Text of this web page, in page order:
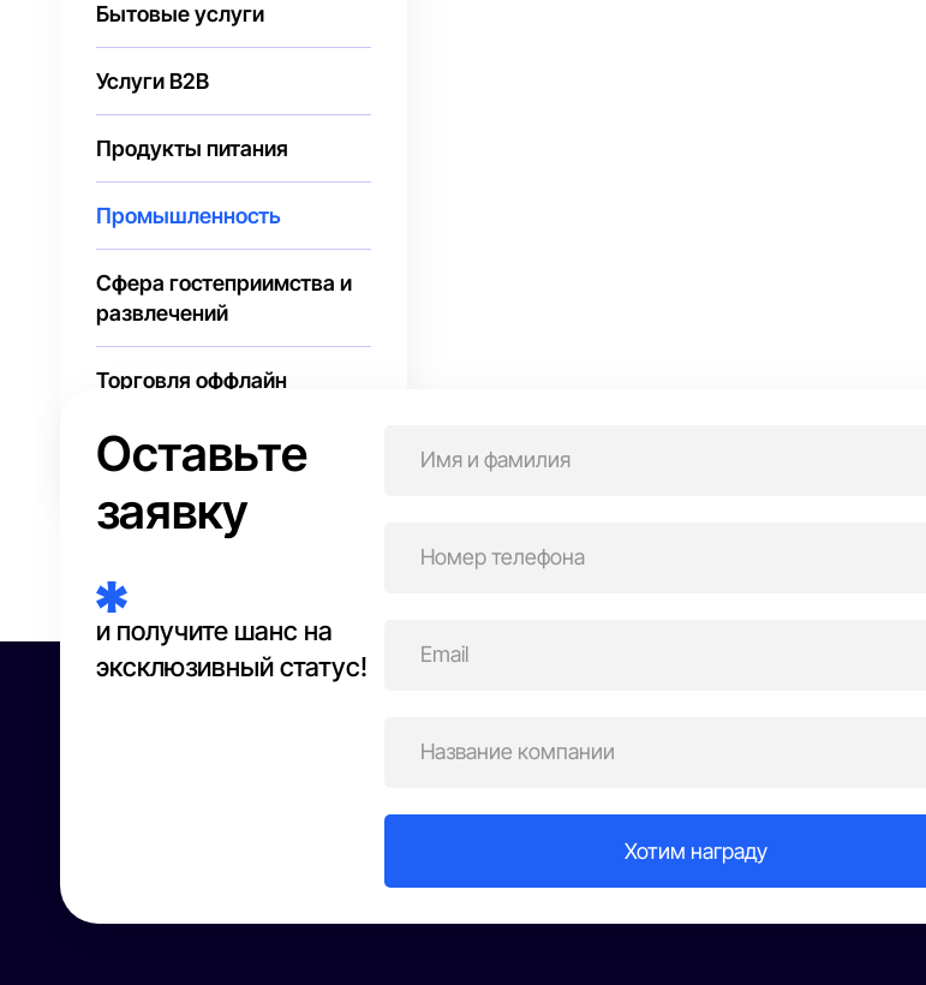
Бытовые услуги
Услуги В2В
Продукты питания
Промышленность
Сфера гостеприимства и
развлечений
Торговля оффлайн
Бьюти-сфера
Оставьте
заявку
и получите шанс на
эксклюзивный статус!